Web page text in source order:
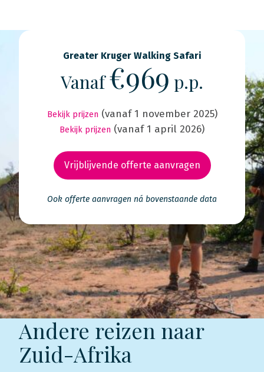
Greater Kruger Walking Safari
Vanaf€969 p.p.
Bekijk prijzen (vanaf 1 november 2025)
Bekijk prijzen (vanaf 1 april 2026)
Vrijblijvende offerte aanvragen
Ook offerte aanvragen ná bovenstaande data
Andere reizen naar
Zuid-Afrika